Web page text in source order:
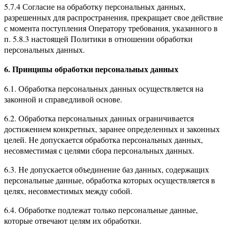
5.7.4 Согласие на обработку персональных данных,
разрешенных для распространения, прекращает свое действие
с момента поступления Оператору требования, указанного в
п. 5.8.3 настоящей Политики в отношении обработки
персональных данных.
6. Принципы обработки персональных данных
6.1. Обработка персональных данных осуществляется на
законной и справедливой основе.
6.2. Обработка персональных данных ограничивается
достижением конкретных, заранее определенных и законных
целей. Не допускается обработка персональных данных,
несовместимая с целями сбора персональных данных.
6.3. Не допускается объединение баз данных, содержащих
персональные данные, обработка которых осуществляется в
целях, несовместимых между собой.
6.4. Обработке подлежат только персональные данные,
которые отвечают целям их обработки.